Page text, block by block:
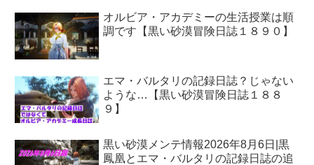
オルビア・アカデミーの生活授業は順
調です【黒い砂漠冒険日誌１８９０】
エマ・バルタリの記録日誌？じゃない
ような…【黒い砂漠冒険日誌１８８
９】
黒い砂漠メンテ情報2026年8月6日|黒
鳳凰とエマ・バルタリの記録日誌の追